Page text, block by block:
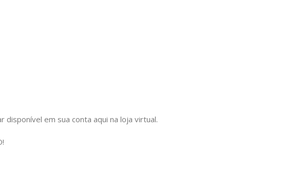
em sua conta aqui na loja virtual.